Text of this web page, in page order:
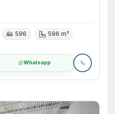
596 596 m²
Whatsapp